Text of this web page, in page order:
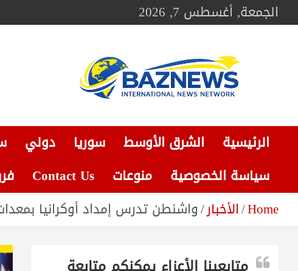
Skip
to الجمعة, أغسطس 7, 2026
شبكة باز الإخبارية
الرئيسية الشرق الأوسط سوريا دولي
سياسة الخصوصية
منوعات Contact Us
Home الأخبار واشنطن تدرس إمداد أوكرانيا